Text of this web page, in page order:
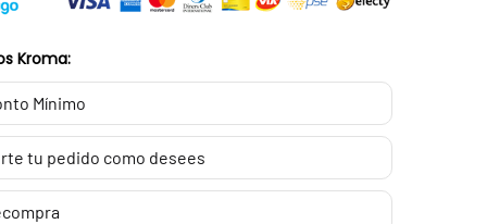
Kroma:
Mínimo
tu pedido como desees